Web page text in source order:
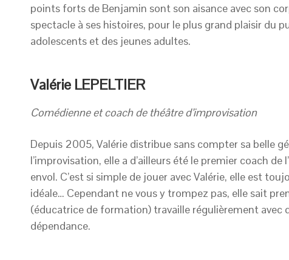
points forts de Benjamin sont son aisance avec son
spectacle à ses histoires, pour le plus grand plaisir du
adolescents et des jeunes adultes.
Valérie LEPELTIER
Comédienne et coach de théâtre d’improvisation
Depuis 2005, Valérie distribue sans compter sa belle
l’improvisation, elle a d’ailleurs été le premier coach
envol. C’est si simple de jouer avec Valérie, elle est
idéale… Cependant ne vous y trompez pas, elle sait
(éducatrice de formation) travaille régulièrement avec
dépendance.